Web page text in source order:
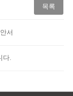
목록
서
다.